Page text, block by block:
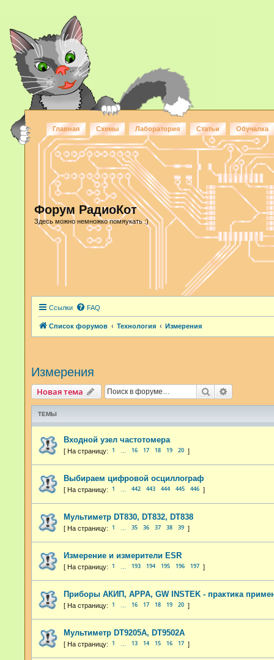
Главная Схемы Лаборатория Статьи Обучалка
Форум РадиоКот
Здесь можно немножко помяукать :)
Ссылки FAQ
Список форумов Технология Измерения
Измерения
Новая тема Поиск
ТЕМЫ
Входной узел частотомера
1 16 17 18 19 20
Выбираем цифровой осциллограф
1 442 443 444 445 446
Мультиметр DT830, DT832, DT838
1 35 36 37 38 39
Измерение и измерители ESR
1 193 194 195 196 197
Приборы АКИП, APPA, GW INSTEK - практика
1 16 17 18 19 20
Мультиметр DT9205A, DT9502A
1 13 14 15 16 17